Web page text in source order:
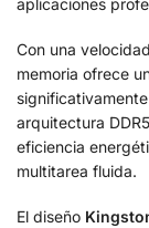
Con una
memoria ofrece
arquitectura
eficiencia
multitarea fluida.
El diseño